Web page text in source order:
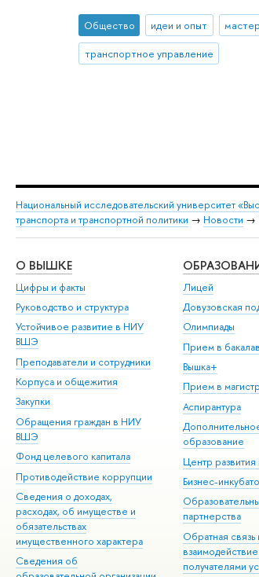
Общество идеи и опыт
транспортное управление
Национальный исследовательский университет
транспорта и транспортной политики → Новости →
О ВЫШКЕ
Цифры и факты
Руководство и структура
Устойчивое развитие в НИУ
ВШЭ
Преподаватели и сотрудники
Корпуса и общежития
Закупки
Обращения граждан в НИУ
ВШЭ
Фонд целевого капитала
Противодействие коррупции
Сведения о доходах,
расходах, об имуществе и
обязательствах
имущественного характера
Сведения об
Лицей
Довузовская
Олимпиады
Прием в
Вышка+
Прием в
Аспирантура
образование
Центр развития
Бизнес-
партнерства
Обратная связь
получателями